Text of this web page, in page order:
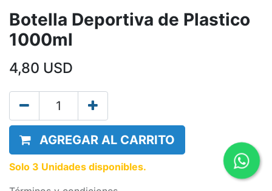
Botella Deportiva de Plastico
1000ml
4,80 USD
AGREGAR AL CARRITO
Solo 3 Unidades disponibles.